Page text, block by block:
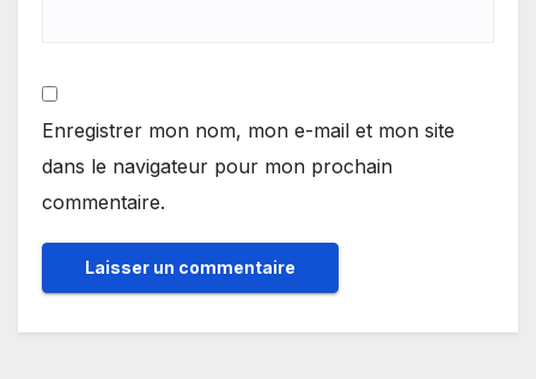
Enregistrer mon nom, mon e-mail et mon site
dans le navigateur pour mon prochain
commentaire.